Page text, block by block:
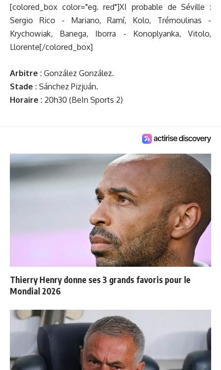
[colored_box color="eg. red"]XI probable de Séville :
Sergio Rico - Mariano, Ramí, Kolo, Trémoulinas -
Krychowiak, Banega, Iborra - Konoplyanka, Vitolo,
Llorente[/colored_box]
Arbitre : González González.
Stade : Sánchez Pizjuán.
Horaire : 20h30 (BeIn Sports 2)
Thierry Henry donne ses 3 grands favoris pour le
Mondial 2026